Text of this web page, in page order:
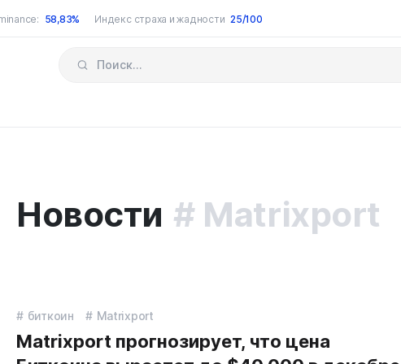
58,83% Индекс страха и жадности 25/100
Новости Matrixport
биткоин Matrixport
Matrixport прогнозирует, что цена